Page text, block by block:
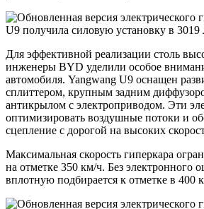
Для эффективной реализации столь
инженеры BYD уделили особое
автомобиля. Yangwang U9 оснащен
сплиттером, крупным задним
антикрылом с электроприводом. Эти
оптимизировать воздушные потоки и
сцепление с дорогой на высоких
Максимальная скорость гиперкара
на отметке 350 км/ч. Без электронного
вплотную подбирается к отметке в 400